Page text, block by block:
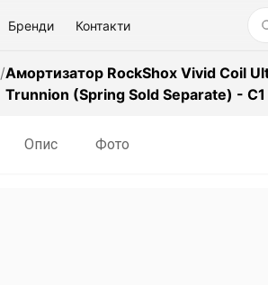
Бренди Контакти
/Амортизатор RockShox Vivid Coil
Trunnion (Spring Sold Separate) -
Опис Фото